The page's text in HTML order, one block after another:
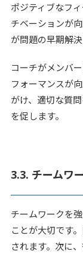
ポジティブなフ
チベーションが
が問題の早期解決
コーチがメンバ
フォーマンスが
がけ、適切な質
を促します。
3.3. チームワ
チームワークを
ことが大切です
されます。次に